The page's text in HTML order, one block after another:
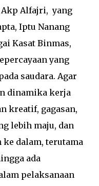
Akp Alfajri, yang
Iptu Nanang
Kasat Binmas,
yang
saudara. Agar
dinamika kerja
kreatif, gagasan,
lebih maju, dan
ke dalam, terutama
ada
pelaksanaan